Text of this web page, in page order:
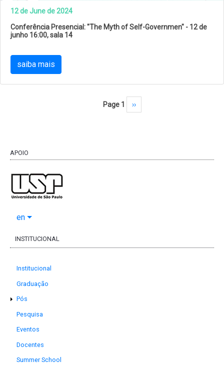
12 de June de 2024
Conferência Presencial: "The Myth of Self-Governmen" - 12 de
junho 16:00, sala 14
saiba mais
Page 1 Next page
››
APOIO
en
INSTITUCIONAL
Institucional
Graduação
Pós
Pesquisa
Eventos
Docentes
Summer School